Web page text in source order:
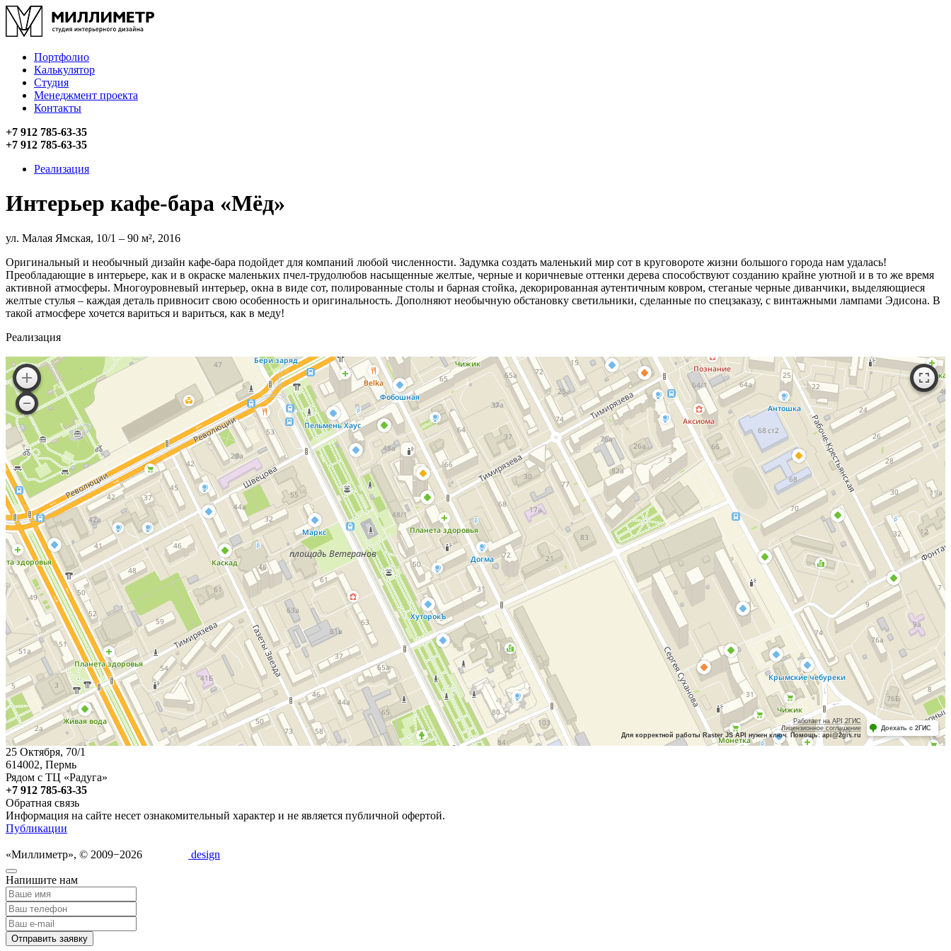
Портфолио
Калькулятор
Студия
Менеджмент проекта
Контакты
+7 912 785-63-35
+7 912 785-63-35
Реализация
Интерьер кафе-бара «Мёд»
ул. Малая Ямская, 10/1 – 90 м², 2016
Оригинальный и необычный дизайн кафе-бара подойдет для компаний любой численности. Задумка создать маленький мир сот в круговороте жизни большого города нам удалась!
Преобладающие в интерьере, как и в окраске маленьких пчел-трудолюбов насыщенные желтые, черные и коричневые оттенки дерева способствуют созданию крайне уютной и в то же время
активной атмосферы. Многоуровневый интерьер, окна в виде сот, полированные столы и барная стойка, декорированная аутентичным ковром, стеганые черные диванчики, выделяющиеся
желтые стулья – каждая деталь привносит свою особенность и оригинальность. Дополняют необычную обстановку светильники, сделанные по спецзаказу, с винтажными лампами Эдисона. В
такой атмосфере хочется вариться и вариться, как в меду!
Реализация
Работает на API 2ГИС
Лицензионное соглашение
Для корректной работы Raster JS API нужен ключ. Помощь: api@2gis.ru
Доехать с 2ГИС
25 Октября, 70/1
614002, Пермь
Рядом с ТЦ «Радуга»
+7 912 785-63-35
Обратная связь
Информация на сайте несет ознакомительный характер и не является публичной офертой.
Публикации
«Миллиметр», © 2009−2026 design
Напишите нам
Отправить заявку